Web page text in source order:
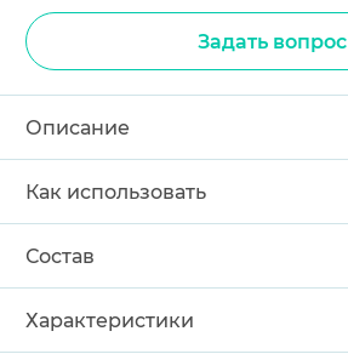
Задать вопрос
Описание
Как использовать
Состав
Характеристики